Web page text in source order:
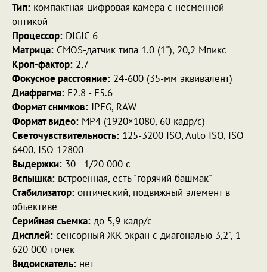
Тип: компактная цифровая камера с несменной
оптикой
Процессор: DIGIC 6
Матрица: CMOS-датчик типа 1.0 (1"), 20,2 Мпикс
Кроп-фактор: 2,7
Фокусное расстояние: 24-600 (35-мм эквивалент)
Диафрагма: F2.8 - F5.6
Формат снимков:JPEG, RAW
Формат видео: MP4 (1920×1080, 60 кадр/с)
Светочувствительность: 125-3200 ISO, Auto ISO, ISO
6400, ISO 12800
Выдержки: 30 - 1/20 000 с
Вспышка: встроенная, есть "горячий башмак"
Стабилизатор: оптический, подвижный элемент в
объективе
Серийная съемка: до 5,9 кадр/с
Дисплей: сенсорный ЖК-экран с диагональю 3,2", 1
620 000 точек
Видоискатель: нет